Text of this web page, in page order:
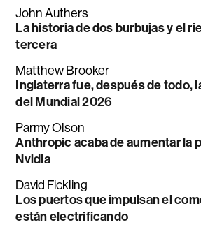
John Authers
La historia de dos burbujas y el
tercera
Matthew Brooker
Inglaterra fue, después de todo,
del Mundial 2026
Parmy Olson
Anthropic acaba de aumentar la
Nvidia
David Fickling
Los puertos que impulsan el
están electrificando